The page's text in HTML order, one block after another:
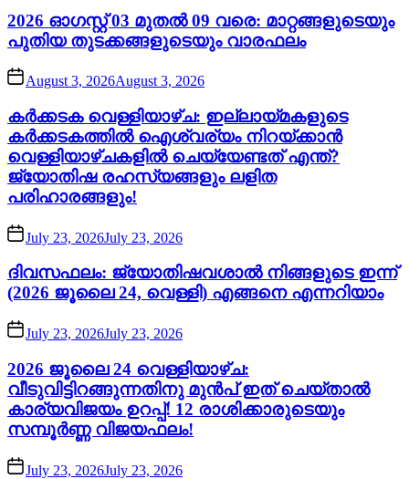
2026 ഓഗസ്റ്റ് 03 മുതൽ 09 വരെ: മാറ്റങ്ങളുടെയും
പുതിയ തുടക്കങ്ങളുടെയും വാരഫലം
August 3, 2026August 3, 2026
കർക്കടക വെള്ളിയാഴ്ച: ഇല്ലായ്മകളുടെ
കർക്കടകത്തിൽ ഐശ്വര്യം നിറയ്ക്കാൻ
വെള്ളിയാഴ്ചകളിൽ ചെയ്യേണ്ടത് എന്ത്?
ജ്യോതിഷ രഹസ്യങ്ങളും ലളിത
പരിഹാരങ്ങളും!
July 23, 2026July 23, 2026
ദിവസഫലം: ജ്യോതിഷവശാൽ നിങ്ങളുടെ ഇന്ന്‌
(2026 ജൂലൈ 24, വെള്ളി) എങ്ങനെ എന്നറിയാം
July 23, 2026July 23, 2026
2026 ജൂലൈ 24 വെള്ളിയാഴ്ച:
വീടുവിട്ടിറങ്ങുന്നതിനു മുൻപ് ഇത് ചെയ്താൽ
കാര്യവിജയം ഉറപ്പ്! 12 രാശിക്കാരുടെയും
സമ്പൂർണ്ണ വിജയഫലം!
July 23, 2026July 23, 2026